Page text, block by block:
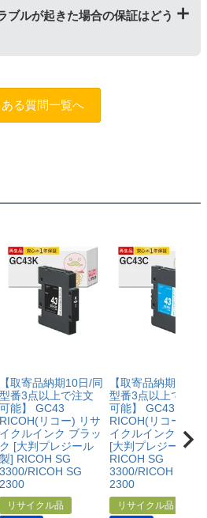
る場合がございます。プリンター
量は表示されなくなりますが、ス
押していただくとご使用いただ
残量表示が必要なお客様は商品名
された商品
をお買い求めくださ
ブルが起きた場合の保証はどう
ーム
ある質問一覧へ
【取寄品納期10日/同
型番3点以上で注文
可能】 GC43
RICOH(リコー) リサ
イクルインク ブラッ
ク [大判プレジール
製] RICOH SG
3300/RICOH SG
2300
リサイクル品
【取寄品納期10日/
型番3点以上で注文
可能】 GC43
RICOH(リコー) リ
イクルインク シア
[大判プレジール製]
RICOH SG
3300/RICOH SG
2300
リサイクル品